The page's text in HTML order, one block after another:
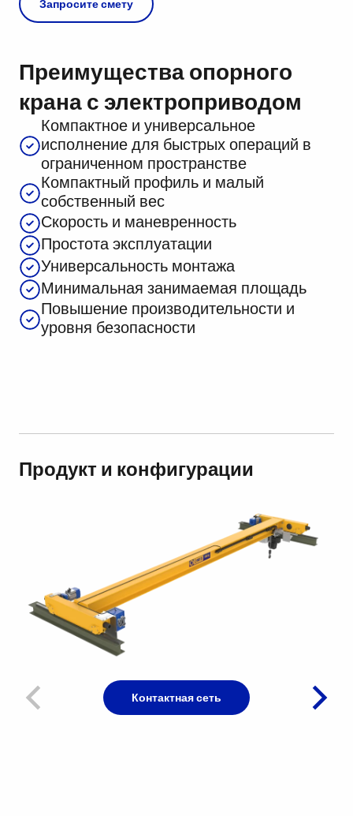
Запросите смету
Преимущества опорного
крана с электроприводом
Компактное и универсальное
исполнение для быстрых операций в
ограниченном пространстве
Компактный профиль и малый
собственный вес
Скорость и маневренность
Простота эксплуатации
Универсальность монтажа
Минимальная занимаемая площадь
Повышение производительности и
уровня безопасности
Продукт и конфигурации
Контактная сеть